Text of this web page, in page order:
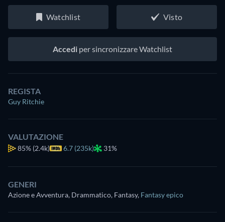
Watchlist Visto
Accedi per sincronizzare Watchlist
REGISTA
Guy Ritchie
VALUTAZIONE
85% (2.4k) 6.7 (235k) 31%
GENERI
Azione e Avventura, Drammatico, Fantasy, Fantasy epico